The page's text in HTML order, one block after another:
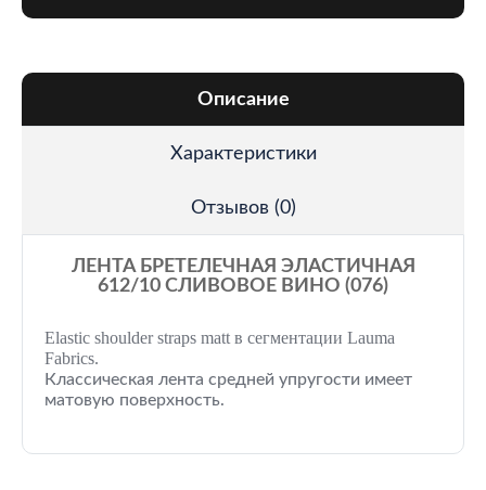
Описание
Характеристики
Отзывов (0)
ЛЕНТА БРЕТЕЛЕЧНАЯ ЭЛАСТИЧНАЯ
612/10 СЛИВОВОЕ ВИНО (076)
Elastic shoulder straps matt в сегментации Lauma
Fabrics.
Классическая лента средней упругости имеет
матовую поверхность.